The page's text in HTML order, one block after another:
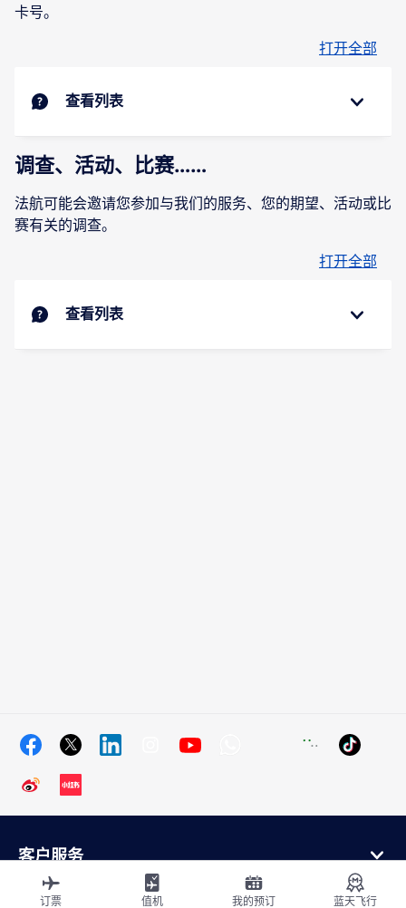
卡号。
打开全部
查看列表
调查、活动、比赛……
法航可能会邀请您参加与我们的服务、您的期望、活动或比
赛有关的调查。
打开全部
查看列表
客户服务
在线购买
会员计划和合作伙伴
订票 值机 我的预订 蓝天飞行